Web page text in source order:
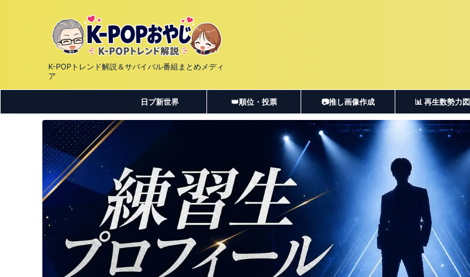
K-POPトレンド解説＆サバイバル番組まとめメディ
ア
日プ新世界 👑順位・投票 📷推し画像作成 📊 再生数勢力図